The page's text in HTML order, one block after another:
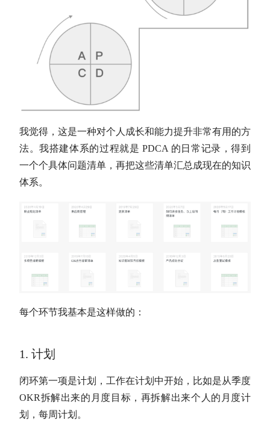
我觉得，这是一种对个人成长和能力提升非常有用的方
法。我搭建体系的过程就是 PDCA 的日常记录，得到
一个个具体问题清单，再把这些清单汇总成现在的知识
体系。
每个环节我基本是这样做的：
1. 计划
闭环第一项是计划，工作在计划中开始，比如是从季度
OKR拆解出来的月度目标，再拆解出来个人的月度计
划，每周计划。